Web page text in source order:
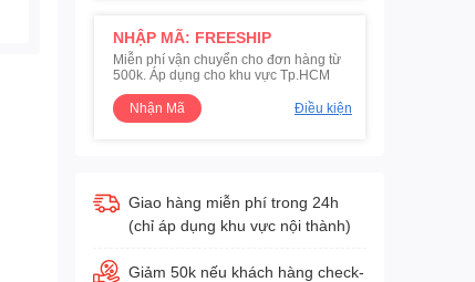
NHẬP MÃ: FREESHIP
Miễn phí vận chuyển cho đơn hàng từ
500k. Áp dụng cho khu vực Tp.HCM
Nhận Mã
Điều kiện
Giao hàng miễn phí trong 24h
(chỉ áp dụng khu vực nội thành)
Giảm 50k nếu khách hàng check-